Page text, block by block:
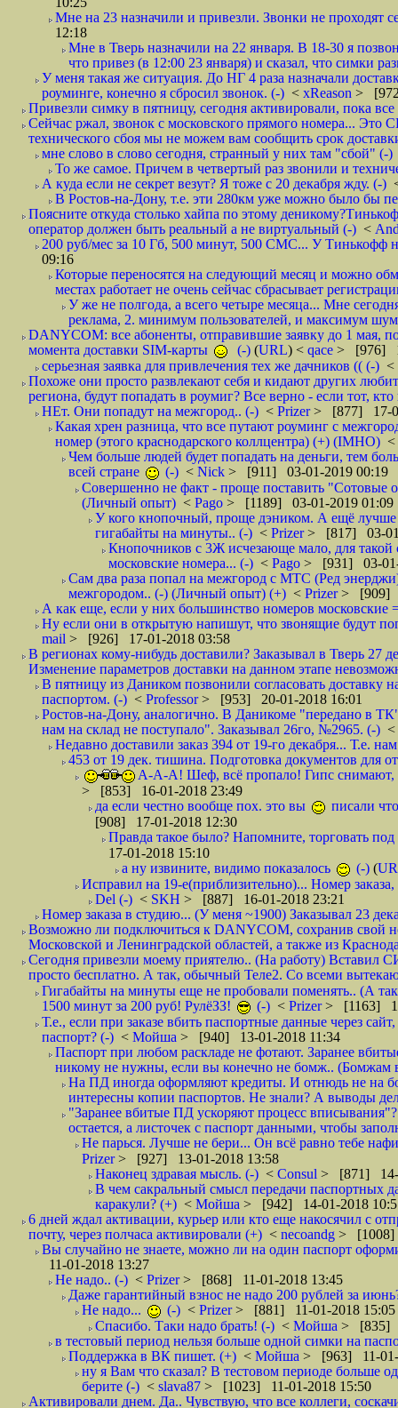
Мне на 23 назначили и привезли. Звонки не
12:18
Мне в Тверь назначили на 22 января. В 18-30 я
что привез (в 12:00 23 января) и сказал, что симки
У меня такая же ситуация. До НГ 4 раза назначали
роуминге, конечно я сбросил звонок. (-) < xReason >
Привезли симку в пятницу, сегодня активировали, пока
Сейчас ржал, звонок с московского прямого номера... Это
технического сбоя мы не можем вам сообщить срок
мне слово в слово сегодня, странный у них там "сбой" (-)
То же самое. Причем в четвертый раз звонили и
А куда если не секрет везут? Я тоже с 20 декабря жду. (-)
В Ростов-на-Дону, т.е. эти 280км уже можно было бы
Поясните откуда столько хайпа по этому
оператор должен быть реальный а не виртуальный (-) <
200 руб/мес за 10 Гб, 500 минут, 500 СМС... У Тинькофф
09:16
Которые переносятся на следующий месяц и можно
местах работает не очень сейчас сбрасывает
У же не полгода, а всего четыре месяца... Мне
реклама, 2. минимум пользователей, и максимум
DANYCOM: все абоненты, отправившие заявку до 1 мая,
момента доставки SIM-карты
(-) (URL) < qace > [976]
серьезная заявка для привлечения тех же дачников (( (-) <
Похоже они просто развлекают себя и кидают других
региона, будут попадать в роумиг? Все верно - если тот,
НЕт. Они попадут на межгород.. (-) < Prizer> [877] 17-
Какая хрен разница, что все путают роуминг с
номер (этого краснодарского коллцентра) (+) (IMHO) <
Чем больше людей будет попадать на деньги, тем
всей стране
(-) < Nick > [911] 03-01-2019 00:19
Совершенно не факт - проще поставить "Сотовые
(Личный опыт) < Pago > [1189] 03-01-2019 01:09
У кого кнопочный, проще дэником. А ещё лучше
гигабайты на минуты.. (-) < Prizer> [817] 03-
Кнопочников с 3Ж исчезающе мало, для такой
московские номера... (-) < Pago > [931] 03-01-
Сам два раза попал на межгород с МТС (Ред
межгородом.. (-) (Личный опыт) (+) < Prizer> [909]
А как еще, если у них большинство номеров московские
Ну если они в открытую напишут, что звонящие будут
mail > [926] 17-01-2018 03:58
В регионах кому-нибудь доставили? Заказывал в Тверь 27
Изменение параметров доставки на данном этапе
В пятницу из Даником позвонили согласовать доставку
паспортом. (-) < Professor> [953] 20-01-2018 16:01
Ростов-на-Дону, аналогично. В Даникоме "передано в
нам на склад не поступало". Заказывал 26го, №2965. (-) <
Недавно доставили заказ 394 от 19-го декабря... Т.е.
453 от 19 дек. тишина. Подготовка документов для
А-А-А! Шеф, всё пропало! Гипс снимают,
> [853] 16-01-2018 23:49
да если честно вообще пох. это вы
писали
[908] 17-01-2018 12:30
Правда такое было? Напомните, торговать
17-01-2018 15:10
а ну извините, видимо показалось
(-) (
Исправил на 19-е(приблизительно)... Номер
Del (-) < SKH > [887] 16-01-2018 23:21
Номер заказа в студию... (У меня ~1900) Заказывал 23
Возможно ли подключиться к DANYCOM, сохранив свой
Московской и Ленинградской областей, а также из
Сегодня привезли моему приятелю.. (На работу) Вставил
просто бесплатно. А так, обычный Теле2. Со всеми
Гигабайты на минуты еще не пробовали поменять.. (А
1500 минут за 200 руб! РулёЗЗ!
(-) < Prizer> [1163]
Т.е., если при заказе вбить паспортные данные через
паспорт? (-) < Мойша > [940] 13-01-2018 11:34
Паспорт при любом раскладе не фотают. Заранее
никому не нужны, если вы конечно не бомж.. (Бомжам
На ПД иногда оформляют кредиты. И отнюдь не на
интересны копии паспортов. Не знали? А выводы
"Заранее вбитые ПД ускоряют процесс
остается, а листочек с паспорт данными, чтобы
Не парься. Лучше не бери... Он всё равно тебе
Prizer> [927] 13-01-2018 13:58
Наконец здравая мысль. (-) < Consul > [871] 14-
В чем сакральный смысл передачи паспортных
каракули? (+) < Мойша > [942] 14-01-2018
6 дней ждал активации, курьер или кто еще накосячил с
почту, через полчаса активировали (+) < necoandg > [1008]
Вы случайно не знаете, можно ли на один паспорт
11-01-2018 13:27
Не надо.. (-) < Prizer> [868] 11-01-2018 13:45
Даже гарантийный взнос не надо 200 рублей за
Не надо...
(-) < Prizer> [881] 11-01-2018 15:05
Спасибо. Таки надо брать! (-) < Мойша > [835]
в тестовый период нельзя больше одной симки на
Поддержка в ВК пишет. (+) < Мойша > [963] 11-01-
ну я Вам что сказал? В тестовом периоде больше
берите (-) < slava87 > [1023] 11-01-2018 15:50
Активировали днем. Да.. Чувствую, что все коллеги,